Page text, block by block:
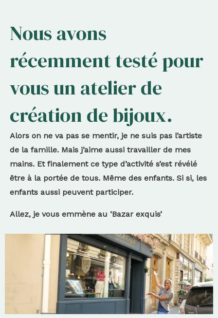
Nous avons
récemment testé pour
vous un atelier de
création de bijoux.
Alors on ne va pas se mentir, je ne suis pas l’artiste
de la famille. Mais j’aime aussi travailler de mes
mains. Et finalement ce type d’activité s’est révélé
être à la portée de tous. Même des enfants. Si si, les
enfants aussi peuvent participer.
Allez, je vous emmène au ‘Bazar exquis’